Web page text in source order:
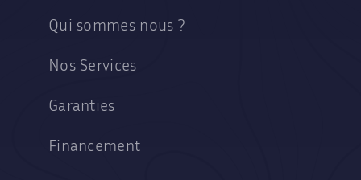
Qui sommes nous ?
Nos Services
Garanties
Financement